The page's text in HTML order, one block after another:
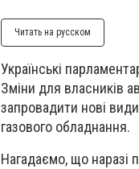
Читать на русском
Українські
Зміни для власників
запровадити нові
газового обладнання.
Нагадаємо, що наразі